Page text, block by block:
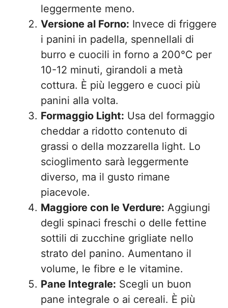
leggermente meno.
Versione al Forno: Invece di friggere
i panini in padella, spennellali di
burro e cuocili in forno a 200°C per
10-12 minuti, girandoli a metà
cottura. È più leggero e cuoci più
panini alla volta.
Formaggio Light: Usa del formaggio
cheddar a ridotto contenuto di
grassi o della mozzarella light. Lo
scioglimento sarà leggermente
diverso, ma il gusto rimane
piacevole.
Maggiore con le Verdure: Aggiungi
degli spinaci freschi o delle fettine
sottili di zucchine grigliate nello
strato del panino. Aumentano il
volume, le fibre e le vitamine.
Pane Integrale: Scegli un buon
pane integrale o ai cereali. È più